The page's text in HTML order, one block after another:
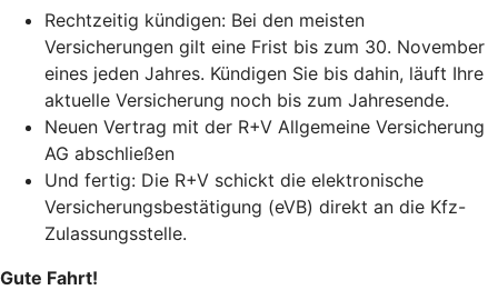
Rechtzeitig kündigen: Bei den meisten
Versicherungen gilt eine Frist bis zum 30. November
eines jeden Jahres. Kündigen Sie bis dahin, läuft Ihre
aktuelle Versicherung noch bis zum Jahresende.
Neuen Vertrag mit der R+V Allgemeine Versicherung
AG abschließen
Und fertig: Die R+V schickt die elektronische
Versicherungsbestätigung (eVB) direkt an die Kfz-
Zulassungsstelle.
Gute Fahrt!